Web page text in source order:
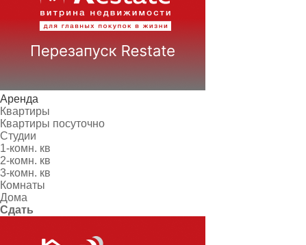
Аренда
Квартиры
Квартиры посуточно
Студии
1-комн. кв
2-комн. кв
3-комн. кв
Комнаты
Дома
Сдать